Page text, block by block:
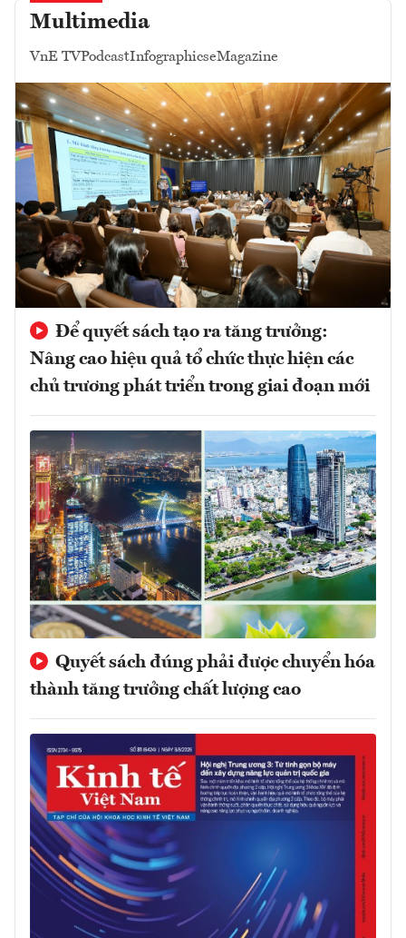
Multimedia
VnE TVPodcastInfographicseMagazine
Để quyết sách tạo ra tăng trưởng:
Nâng cao hiệu quả tổ chức thực hiện các
chủ trương phát triển trong giai đoạn mới
Quyết sách đúng phải được chuyển hóa
thành tăng trưởng chất lượng cao